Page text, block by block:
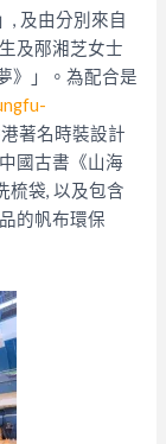
, 及由分別來自
及邴湘芝女士
》」。為配合是
著名時裝設計
國古書《山海
梳袋, 以及包含
的帆布環保